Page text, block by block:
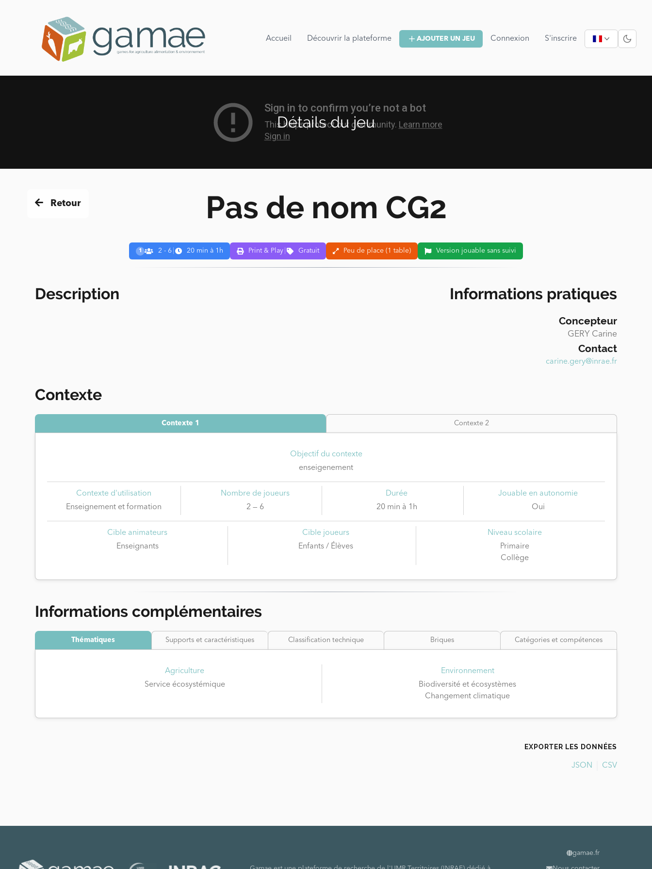
Accueil Découvrir la plateforme AJOUTER UN JEU Connexion S'inscrire
Détails du jeu
Retour Pas de nom CG2
1 2 - 6 20 min à 1h Print & Play Gratuit Peu de place (1 table) Version jouable sans suivi
Description Informations pratiques
Concepteur
GERY Carine
Contact
carine.gery@inrae.fr
Contexte
Contexte 1 Contexte 2
Objectif du contexte
enseigenement
Contexte d'utilisation
Enseignement et formation
Nombre de joueurs
2 — 6
Durée
20 min à 1h
Jouable en autonomie
Oui
Cible animateurs
Enseignants
Cible joueurs
Enfants / Élèves
Niveau scolaire
Primaire
Collège
Informations complémentaires
Thématiques Supports et caractéristiques Classification technique Briques Catégories et compétences
Agriculture
Service écosystémique
Environnement
Biodiversité et écosystèmes
Changement climatique
EXPORTER LES DONNÉES
JSON CSV
gamae.fr